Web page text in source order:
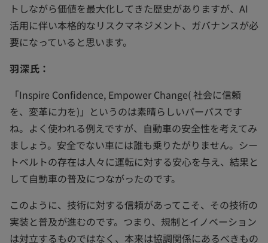
トしながら価値を最大化してきた歴史がありますが、AI
活用に伴い本格的なリスクマネジメント、ガバナンスが必
要になっていると思います。
羽深氏：
「Inspire Confidence, Empower Change( 社会に信頼
を、変革に力を)」というのは素晴らしいパーパスです
ね。よく使われる例えですが、自動車の安全性を考えてみ
ましょう。安全でない車には誰も乗りたがりません。シー
トベルトの存在は人々に運転に対する安心を与え、結果と
して自動車の普及につながったのです。
このように、技術に対する信頼があってこそ、その技術の
実装と普及が進むのです。つまり、規制とイノベーション
は対立するものではなく、本来は協調関係にあるべきもの